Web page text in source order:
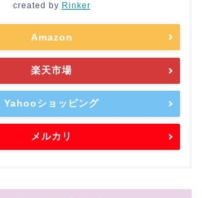
created by Rinker
Amazon
楽天市場
Yahooショッピング
メルカリ